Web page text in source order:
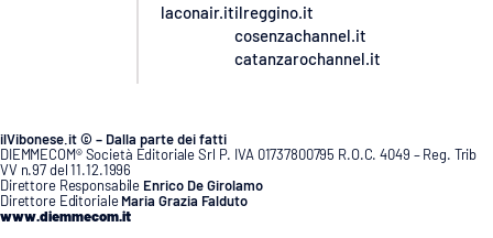
laconair.itilreggino.it
cosenzachannel.it
catanzarochannel.it
ilVibonese.it © – Dalla parte dei fatti
DIEMMECOM® Società Editoriale Srl P. IVA 01737800795 R.O.C. 4049 – Reg. Trib
VV n.97 del 11.12.1996
Direttore Responsabile Enrico De Girolamo
Direttore Editoriale Maria Grazia Falduto
www.diemmecom.it